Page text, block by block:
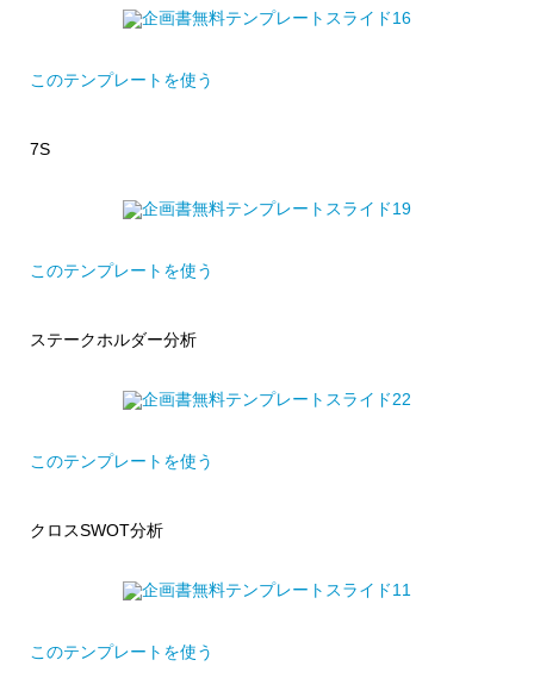
このテンプレートを使う
7S
このテンプレートを使う
ステークホルダー分析
このテンプレートを使う
クロスSWOT分析
このテンプレートを使う